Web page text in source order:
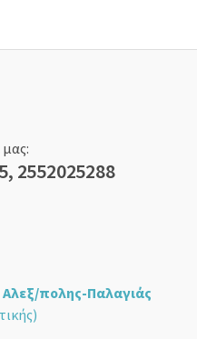
2552025288
πολης-Παλαγιάς